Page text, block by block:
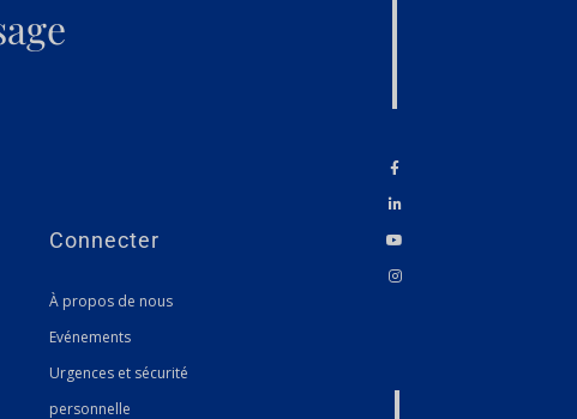
Connecter
À propos de nous
Evénements
Urgences et sécurité
personnelle